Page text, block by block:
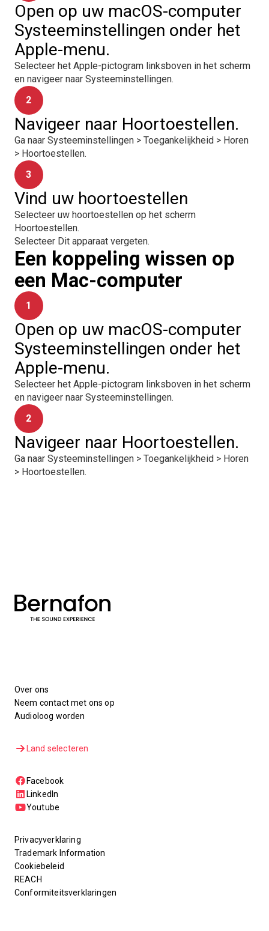
Open op uw macOS-computer
Systeeminstellingen onder het
Apple-menu.
Selecteer het Apple-pictogram linksboven in het scherm
en navigeer naar Systeeminstellingen.
2
Navigeer naar Hoortoestellen.
Ga naar Systeeminstellingen > Toegankelijkheid > Horen
> Hoortoestellen.
3
Vind uw hoortoestellen
Selecteer uw hoortoestellen op het scherm
Hoortoestellen.
Selecteer Dit apparaat vergeten.
Een koppeling wissen op
een Mac-computer
1
Open op uw macOS-computer
Systeeminstellingen onder het
Apple-menu.
Selecteer het Apple-pictogram linksboven in het scherm
en navigeer naar Systeeminstellingen.
2
Navigeer naar Hoortoestellen.
Ga naar Systeeminstellingen > Toegankelijkheid > Horen
> Hoortoestellen.
Over ons
Neem contact met ons op
Audioloog worden
Privacyverklaring
Trademark Information
Cookiebeleid
REACH
Conformiteitsverklaringen
Land selecteren
Facebook
LinkedIn
Youtube